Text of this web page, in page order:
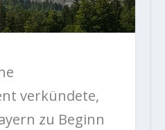
verkündete,
zu Beginn